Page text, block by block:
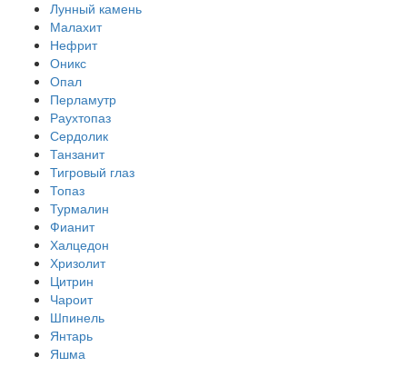
Лунный камень
Малахит
Нефрит
Оникс
Опал
Перламутр
Раухтопаз
Сердолик
Танзанит
Тигровый глаз
Топаз
Турмалин
Фианит
Халцедон
Хризолит
Цитрин
Чароит
Шпинель
Янтарь
Яшма